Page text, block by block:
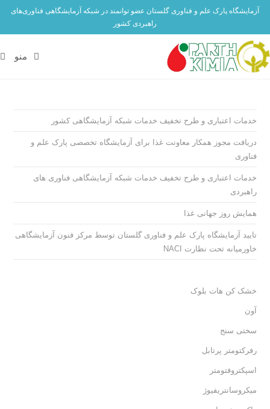
آزمایشگاه پارک علم و فناوری گلستان عضو توانمند در شبکه آزمایشگاهی فناوری‌های
راهبردی کشور
منو
خدمات اعتباری و طرح تخفیف خدمات شبکه آزمایشگاهی کشور
دریافت مجوز همکار معاونت غذا برای آزمایشگاه تخصصی پارک علم و
فناوری
خدمات اعتباری و طرح تخفیف خدمات شبکه آزمایشگاهی فناوری های
راهبردی
همایش روز جهانی غذا
تایید آزمایشگاه پارک علم و فناوری گلستان توسط مرکز فنون آزمایشگاهی
خاورمیانه تحت نظارت NACI
خشک کن هات بلوک
آون
سختی سنج
رفرکتومتر پرتابل
اسپکتروفتومتر
میکروسانتریفیوژ